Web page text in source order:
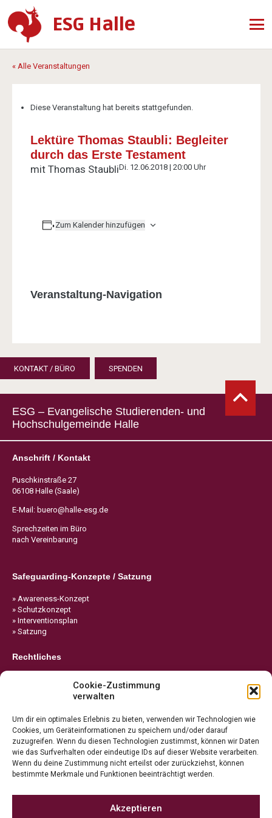
Cookie-Zustimmung
verwalten
Um dir ein optimales Erlebnis zu bieten, verwenden wir Technologien wie
Cookies, um Geräteinformationen zu speichern und/oder darauf
zuzugreifen. Wenn du diesen Technologien zustimmst, können wir Daten
wie das Surfverhalten oder eindeutige IDs auf dieser Website verarbeiten.
Wenn du deine Zustimmung nicht erteilst oder zurückziehst, können
bestimmte Merkmale und Funktionen beeinträchtigt werden.
Akzeptieren
ESG Halle
« Alle Veranstaltungen
Diese Veranstaltung hat bereits stattgefunden.
Lektüre Thomas Staubli: Begleiter
durch das Erste Testament
mit Thomas StaubliDi. 12.06.2018 | 20:00 Uhr
Zum Kalender hinzufügen
Veranstaltung-Navigation
KONTAKT / BÜRO SPENDEN
ESG – Evangelische Studierenden- und
Hochschulgemeinde Halle
Anschrift / Kontakt
Puschkinstraße 27
06108 Halle (Saale)
E-Mail: buero@halle-esg.de
Sprechzeiten im Büro
nach Vereinbarung
Safeguarding-Konzepte / Satzung
» Awareness-Konzept
» Schutzkonzept
» Interventionsplan
» Satzung
Rechtliches
» Cookie-Richtlinie